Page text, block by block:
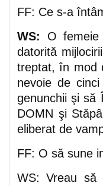
FF: Ce s-a
WS: O
datorită
treptat, în mod
nevoie de
genunchii şi să
DOMN şi
eliberat de
FF: O să sune
WS: Vreau să